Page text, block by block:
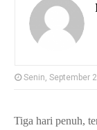
Senin, September
​Tiga hari penuh,